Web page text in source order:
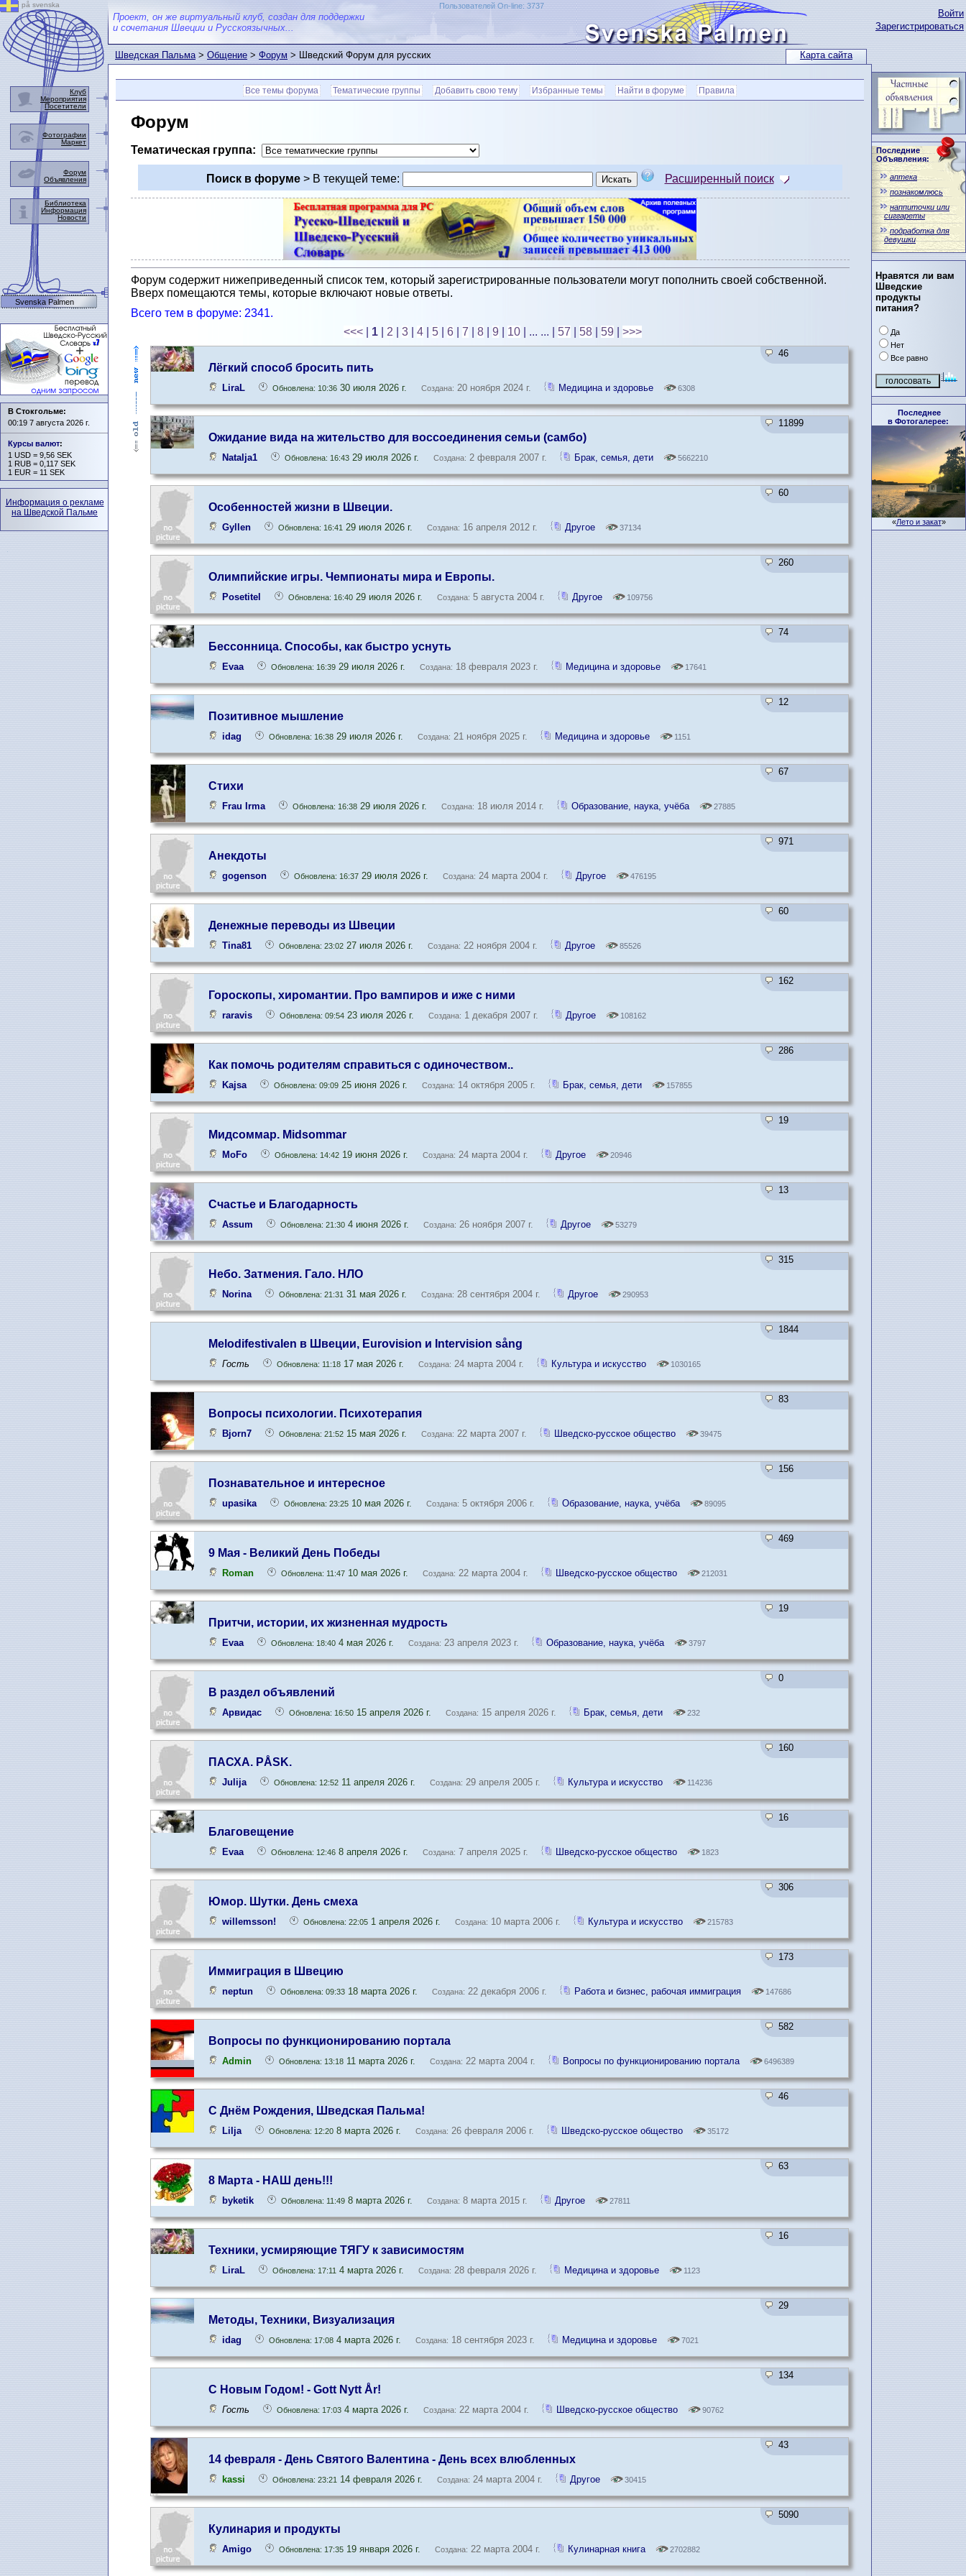
Карта сайта
Войти
Зарегистрироваться
Последние
Объявления:
аптека
познакомлюсь
наппиточки или
сиггареты
подработка для
девушки
Нравятся ли вам
Шведские
продукты
питания?
Да
Нет
Все равно
Последнее
в Фотогалерее:
«Лето и закат»
Проект, он же виртуальный клуб, создан для поддержки
и сочетания Швеции и Русскоязычных...
Пользователей On-line: 3737
Шведская Пальма>Общение>Форум> Шведский Форум для русских
Все темы форума Тематические группы Добавить свою тему Избранные темы Найти в форуме Правила
Форум
Тематическая группа:
Поиск в форуме> В текущей теме: Расширенный поиск
Форум содержит нижеприведенный список тем, который зарегистрированные пользователи могут пополнить своей собственной.
Вверх помещаются темы, которые включают новые ответы.
Всего тем в форуме: 2341.
<<<
1 2 3 4 5 6 7 8 9 10 | ... ... 57 58 59 >>>
46
Лёгкий способ бросить пить
LiraL Обновлена: 10:3630 июля 2026 г. Создана: 20 ноября 2024 г. Медицина и здоровье 6308
11899
Ожидание вида на жительство для воссоединения семьи (самбо)
Natalja1 Обновлена: 16:4329 июля 2026 г. Создана: 2 февраля 2007 г. Брак, семья, дети 5662210
60
Oсобенностей жизни в Швеции.
Gyllen Обновлена: 16:4129 июля 2026 г. Создана: 16 апреля 2012 г. Другое 37134
260
Олимпийские игры. Чемпионаты мира и Европы.
Posetitel Обновлена: 16:4029 июля 2026 г. Создана: 5 августа 2004 г. Другое 109756
74
Бессонница. Способы, как быстро уснуть
Evaa Обновлена: 16:3929 июля 2026 г. Создана: 18 февраля 2023 г. Медицина и здоровье 17641
12
Позитивное мышление
idag Обновлена: 16:3829 июля 2026 г. Создана: 21 ноября 2025 г. Медицина и здоровье 1151
67
Стихи
Frau Irma Обновлена: 16:3829 июля 2026 г. Создана: 18 июля 2014 г. Образование, наука, учёба 27885
971
Анекдоты
gogenson Обновлена: 16:3729 июля 2026 г. Создана: 24 марта 2004 г. Другое 476195
60
Денежные переводы из Швеции
Tina81 Обновлена: 23:0227 июля 2026 г. Создана: 22 ноября 2004 г. Другое 85526
162
Гороскопы, хиромантии. Про вампиров и иже с ними
raravis Обновлена: 09:5423 июля 2026 г. Создана: 1 декабря 2007 г. Другое 108162
286
Как помочь родителям справиться с одиночеством..
Kajsa Обновлена: 09:0925 июня 2026 г. Создана: 14 октября 2005 г. Брак, семья, дети 157855
19
Мидсоммар. Midsommar
MoFo Обновлена: 14:4219 июня 2026 г. Создана: 24 марта 2004 г. Другое 20946
13
Счастье и Благодарность
Assum Обновлена: 21:304 июня 2026 г. Создана: 26 ноября 2007 г. Другое 53279
315
Небо. Затмения. Гало. НЛО
Norina Обновлена: 21:3131 мая 2026 г. Создана: 28 сентября 2004 г. Другое 290953
1844
Melodifestivalen в Швеции, Eurovision и Intervision sång
Гость Обновлена: 11:1817 мая 2026 г. Создана: 24 марта 2004 г. Культура и искусство 1030165
83
Вопросы психологии. Психотерапия
Bjorn7 Обновлена: 21:5215 мая 2026 г. Создана: 22 марта 2007 г. Шведско-русское общество 39475
156
Познавательное и интересное
upasika Обновлена: 23:2510 мая 2026 г. Создана: 5 октября 2006 г. Образование, наука, учёба 89095
469
9 Мая - Великий День Победы
Roman Обновлена: 11:4710 мая 2026 г. Создана: 22 марта 2004 г. Шведско-русское общество 212031
19
Притчи, истории, их жизненная мудрость
Evaa Обновлена: 18:404 мая 2026 г. Создана: 23 апреля 2023 г. Образование, наука, учёба 3797
0
В раздел объявлений
Арвидас Обновлена: 16:5015 апреля 2026 г. Создана: 15 апреля 2026 г. Брак, семья, дети 232
160
ПАСХА. PÅSK.
Julija Обновлена: 12:5211 апреля 2026 г. Создана: 29 апреля 2005 г. Культура и искусство 114236
16
Благовещение
Evaa Обновлена: 12:468 апреля 2026 г. Создана: 7 апреля 2025 г. Шведско-русское общество 1823
306
Юмор. Шутки. День смеха
willemsson! Обновлена: 22:051 апреля 2026 г. Создана: 10 марта 2006 г. Культура и искусство 215783
173
Иммиграция в Швецию
neptun Обновлена: 09:3318 марта 2026 г. Создана: 22 декабря 2006 г. Работа и бизнес, рабочая иммиграция 147686
582
Вопросы по функционированию портала
Admin Обновлена: 13:1811 марта 2026 г. Создана: 22 марта 2004 г. Вопросы по функционированию портала 6496389
46
С Днём Рождения, Шведская Пальма!
Lilja Обновлена: 12:208 марта 2026 г. Создана: 26 февраля 2006 г. Шведско-русское общество 35172
63
8 Марта - НАШ день!!!
byketik Обновлена: 11:498 марта 2026 г. Создана: 8 марта 2015 г. Другое 27811
16
Техники, усмиряющие ТЯГУ к зависимостям
LiraL Обновлена: 17:114 марта 2026 г. Создана: 28 февраля 2026 г. Медицина и здоровье 1123
29
Методы, Техники, Визуализация
idag Обновлена: 17:084 марта 2026 г. Создана: 18 сентября 2023 г. Медицина и здоровье 7021
134
С Новым Годом! - Gott Nytt År!
Гость Обновлена: 17:034 марта 2026 г. Создана: 22 марта 2004 г. Шведско-русское общество 90762
43
14 февраля - День Святого Валентина - День всех влюбленных
kassi Обновлена: 23:2114 февраля 2026 г. Создана: 24 марта 2004 г. Другое 30415
5090
Кулинария и продукты
Amigo Обновлена: 17:3519 января 2026 г. Создана: 22 марта 2004 г. Кулинарная книга 2702882
på svenska
Клуб
Мероприятия
Посетители
Фотографии
Маркет
Форум
Объявления
Библиотека
Информация
Новости
Svenska Palmen
В Стокгольме:
00:19 7 августа 2026 г.
Курсы валют:
1 USD = 9,56 SEK
1 RUB = 0,117 SEK
1 EUR = 11 SEK
Информация о рекламе
на Шведской Пальме